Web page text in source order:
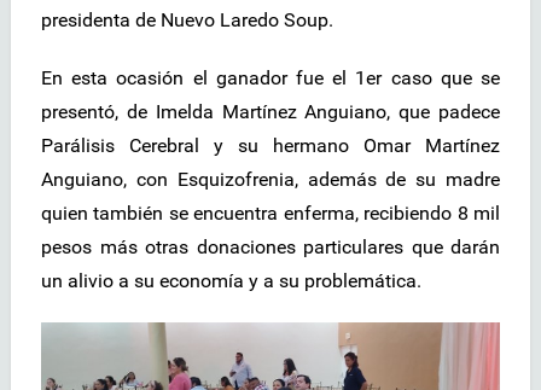
presidenta de Nuevo Laredo Soup.
En esta ocasión el ganador fue el 1er caso que se
presentó, de Imelda Martínez Anguiano, que padece
Parálisis Cerebral y su hermano Omar Martínez
Anguiano, con Esquizofrenia, además de su madre
quien también se encuentra enferma, recibiendo 8 mil
pesos más otras donaciones particulares que darán
un alivio a su economía y a su problemática.